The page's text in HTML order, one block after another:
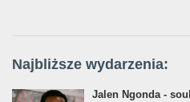
Najbliższe wydarzenia:
Jalen Ngonda -